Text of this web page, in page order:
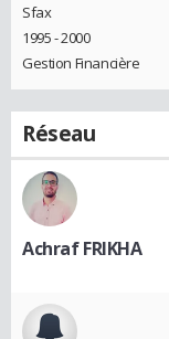
Sfax
1995 - 2000
Gestion Financière
Réseau
Achraf FRIKHA